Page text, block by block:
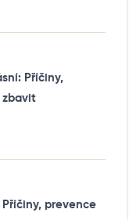
Příčiny,
zbavit
prevence